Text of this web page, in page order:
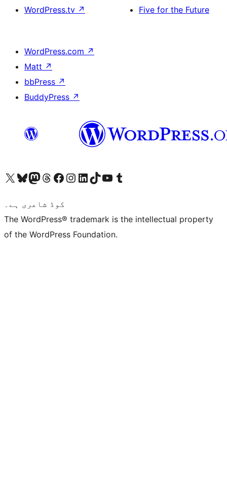
WordPress.tv ↗
Five for the Future
WordPress.com ↗
Matt ↗
bbPress ↗
BuddyPress ↗
Visit our X (formerly Twitter) account
ہمارے بلیواسکائی اکاؤنٹ پر جائیں
Visit our Mastodon account
ہمارے ٹھریڈز اکاؤنٹ پر جائیں
Visit our Facebook page
Visit our Instagram account
Visit our LinkedIn account
ہمارے ٹک ٹاک اکاؤنٹ پر جائیں
Visit our YouTube channel
ہمارے ٹمبلر اکاؤنٹ پر جائیں
کوڈ شاعری ہے۔
The WordPress® trademark is the intellectual property
of the WordPress Foundation.